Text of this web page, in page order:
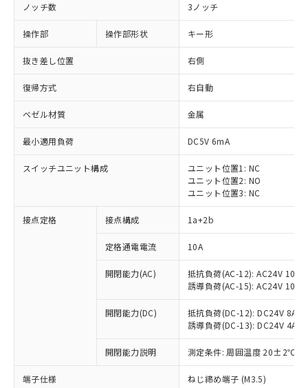
ノッチ数 3ノッチ
操作部 操作部形状 キー形
抜き差し位置 右側
復帰方式 右自動
ベゼル材質 金属
最小適用負荷 DC5V 6mA
スイッチユニット構成
ユニット位置1: NC
ユニット位置2: NO
ユニット位置3: NC
接点定格 接点構成 1a+2b
定格通電電流 10A
開閉能力(AC)
抵抗負荷(AC-12): AC24V 10A/
誘導負荷(AC-15): AC24V
開閉能力(DC)
抵抗負荷(DC-12): DC24V 8A/
誘導負荷(DC-13): DC24V 4A/
開閉能力説明 測定条件: 周囲温度 20±2℃、
端子仕様 ねじ締め端子 (M3.5)
ご利用条件
対応済み：EU RoHS指令（10物質）の
非含有に対応した製品が提供可能な商品で
対応予定：EU RoHS指令（10物質）の非含
有に対応した製品に切り替える予定のある
対応予定なし：EU RoHS指令（10物質）の